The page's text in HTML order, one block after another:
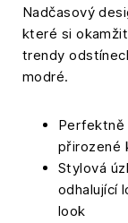
Nadčasový
které si
trendy
modré.
Perfektně
přirozené
Stylová
odhalující
look